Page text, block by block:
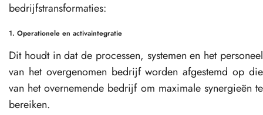
bedrijfstransformaties:
1. Operationele en activaintegratie
Dit houdt in dat de processen, systemen en het personeel
van het overgenomen bedrijf worden afgestemd op die
van het overnemende bedrijf om maximale synergieën te
bereiken.